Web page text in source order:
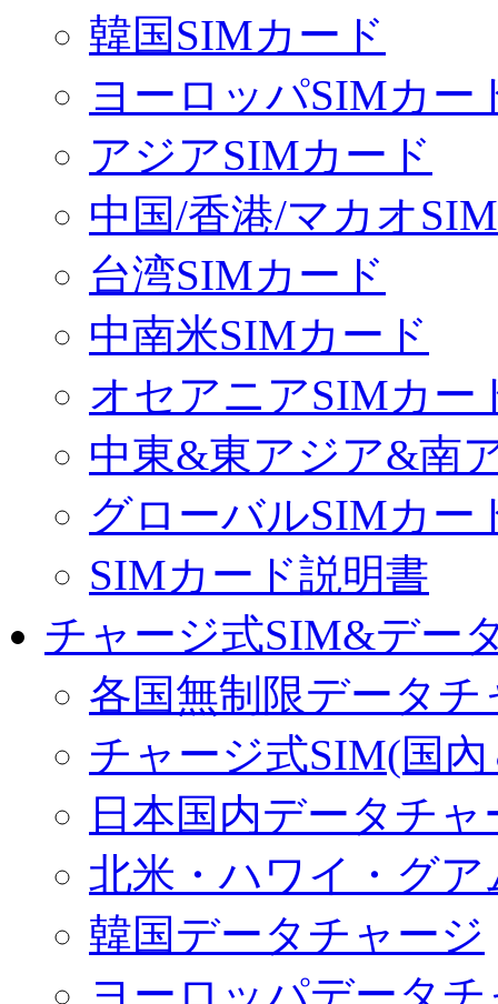
韓国SIMカード
ヨーロッパSIMカー
アジアSIMカード
中国/香港/マカオ
台湾SIMカード
中南米SIMカード
オセアニアSIMカー
中東&東アジア&南
グローバルSIMカー
SIMカード説明書
チャージ式SIM&デー
各国無制限データチ
チャージ式SIM(国
日本国内データチャ
北米・ハワイ・グ
韓国データチャージ